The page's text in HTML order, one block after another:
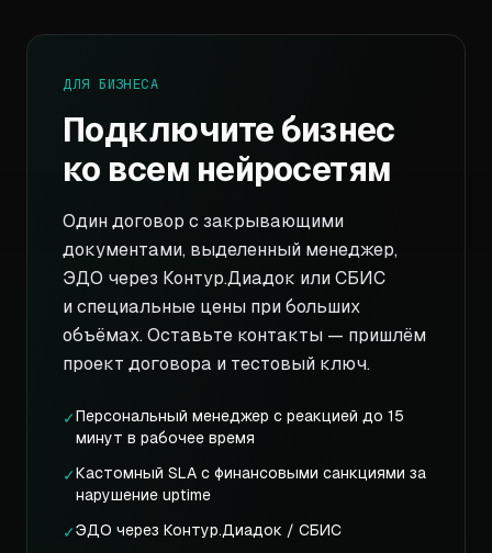
ДЛЯ БИЗНЕСА
Подключите бизнес
ко всем нейросетям
Один договор с закрывающими
документами, выделенный менеджер,
ЭДО через Контур.Диадок или СБИС
и специальные цены при больших
объёмах. Оставьте контакты — пришлём
проект договора и тестовый ключ.
✓Персональный менеджер с реакцией до 15
минут в рабочее время
✓Кастомный SLA с финансовыми санкциями за
нарушение uptime
✓ЭДО через Контур.Диадок / СБИС